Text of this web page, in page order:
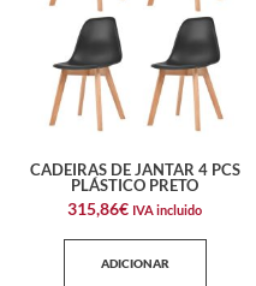
CADEIRAS DE JANTAR 4 PCS
PLÁSTICO PRETO
315,86€ IVA incluido
ADICIONAR